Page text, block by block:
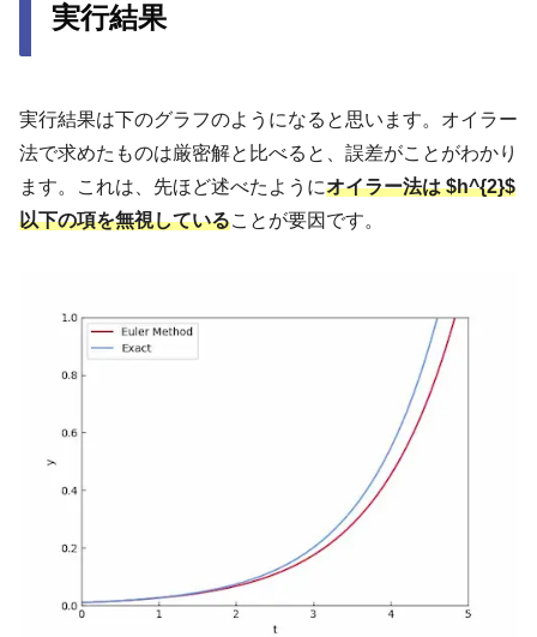
実行結果
実行結果は下のグラフのようになると思います。オイラー
法で求めたものは厳密解と比べると、誤差がことがわかり
ます。これは、先ほど述べたようにオイラー法は $h^{2}$
以下の項を無視していることが要因です。